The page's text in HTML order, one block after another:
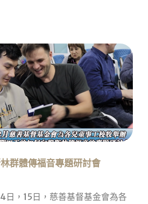
群體傳福音專題研討會
日，15日，慈善基督基金會為各